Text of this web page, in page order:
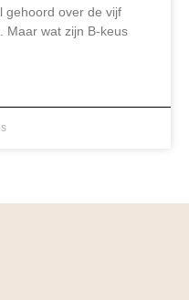
gehoord over de vijf
Maar wat zijn B-keus